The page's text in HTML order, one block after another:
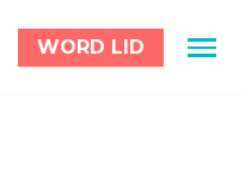
WORD LID